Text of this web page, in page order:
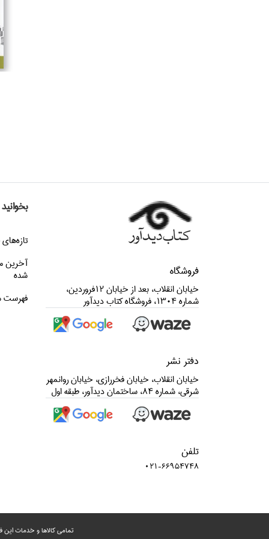
الست فردا
الكا
الماس پارسيان
المعي
امتحان
اميد صبا
اميد فردا
اميركبير (دانش امروز)
امين‌الضرب
انتشارات تهران
فروشگاه
خيابان انقلاب، بعد از خيابان 12فروردين،
شماره 1304، فروشگاه كتاب ديدآور
دفتر نشر
خيابان انقلاب، خيابان فخررازي، خيابان روانمهر
شرقي، شماره 84، ساختمان ديدآور، طبقه اول
تلفن
021-66954748
بخوانید
آخرین
شده
فهرست
تمامی‌ کالاها و خدمات